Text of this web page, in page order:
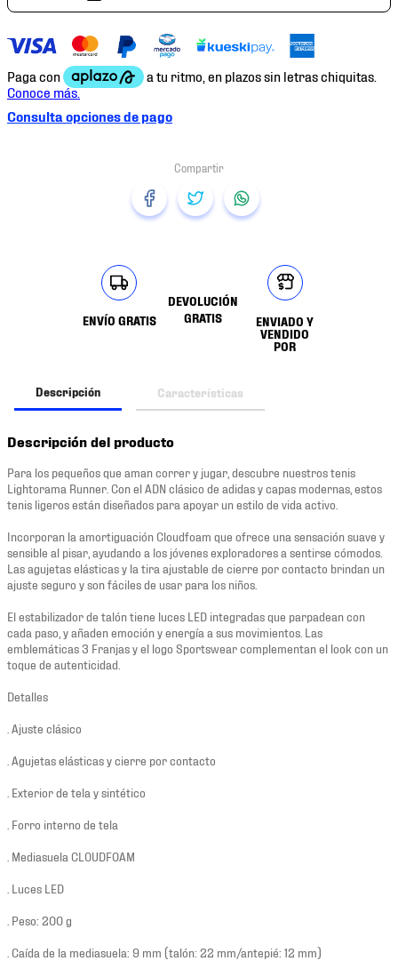
Consulta opciones de pago
ENVÍO GRATIS
DEVOLUCIÓN
GRATIS
ENVIADO Y
VENDIDO
POR
Descripción Características
Descripción del producto
Para los pequeños que aman correr y jugar, descubre nuestros tenis
Lightorama Runner. Con el ADN clásico de adidas y capas modernas, estos
tenis ligeros están diseñados para apoyar un estilo de vida activo.
Incorporan la amortiguación Cloudfoam que ofrece una sensación suave y
sensible al pisar, ayudando a los jóvenes exploradores a sentirse cómodos.
Las agujetas elásticas y la tira ajustable de cierre por contacto brindan un
ajuste seguro y son fáciles de usar para los niños.
El estabilizador de talón tiene luces LED integradas que parpadean con
cada paso, y añaden emoción y energía a sus movimientos. Las
emblemáticas 3 Franjas y el logo Sportswear complementan el look con un
toque de autenticidad.
Detalles
. Ajuste clásico
. Agujetas elásticas y cierre por contacto
. Exterior de tela y sintético
. Forro interno de tela
. Mediasuela CLOUDFOAM
. Luces LED
. Peso: 200 g
. Caída de la mediasuela: 9 mm (talón: 22 mm/antepié: 12 mm)